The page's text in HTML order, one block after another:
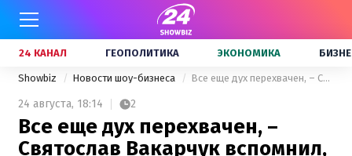
24 КАНАЛ ГЕОПОЛИТИКА ЭКОНОМИКА
Showbiz Новости шоу-бизнеса Все еще дух перехвачен, – Святослав Вакарчук вспомнил, как Украина провозгласила независимость
24 августа, 18:14 2
Все еще дух перехвачен, –
Святослав Вакарчук вспомнил,